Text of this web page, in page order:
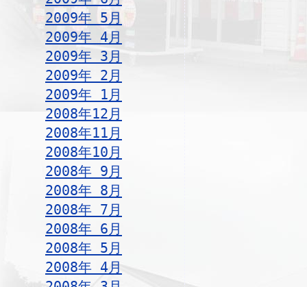
2009年 5月
2009年 4月
2009年 3月
2009年 2月
2009年 1月
2008年12月
2008年11月
2008年10月
2008年 9月
2008年 8月
2008年 7月
2008年 6月
2008年 5月
2008年 4月